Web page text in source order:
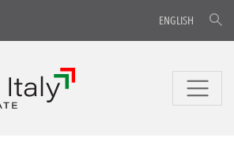
ENGLISH